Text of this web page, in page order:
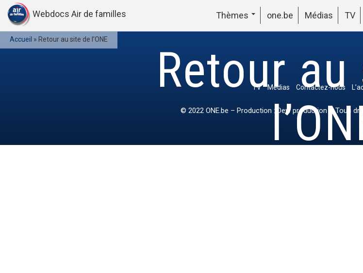
Webdocs Air de familles Thèmes one.be Médias TV
Accueil » Retour au site de l’ONE
Retour
TV Médias Contactez-nous
© 2022 ONE.be – Production : Dew production – Tous